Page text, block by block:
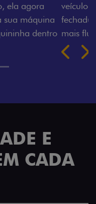
mais somente pela
que trazem ainda
trabalho.
E
CADA